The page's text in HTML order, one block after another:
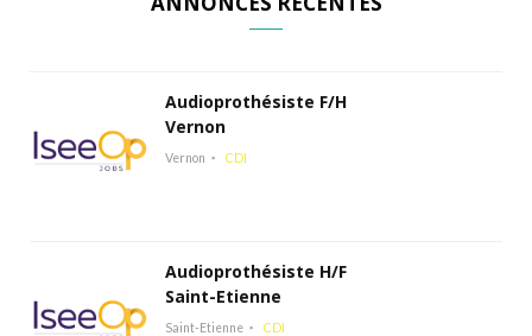
Audioprothésiste F/H
Vernon
Vernon CDI
Audioprothésiste H/F
Saint-Etienne
Saint-Etienne CDI